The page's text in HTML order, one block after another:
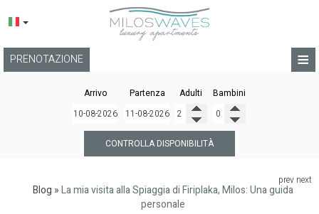
≡
PRENOTAZIONE
HOME
POSIZIONE
APARTAMENTI
GALLERIA FOTO
Arrivo Partenza Adulti Bambini
CONTROLLA DISPONIBILITÀ
Blog »La mia visita alla Spiaggia di Firiplaka, Milos: Una guida
personale
prev next